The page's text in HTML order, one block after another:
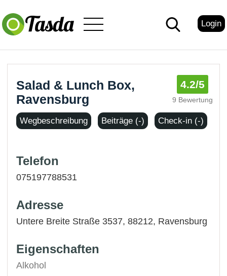
Login
Salad & Lunch Box,
Ravensburg
4.2/5
9 Bewertung
Wegbeschreibung Beiträge (-) Check-in (-)
Telefon
075197788531
Adresse
Untere Breite Straße 3537, 88212, Ravensburg
Eigenschaften
Alkohol